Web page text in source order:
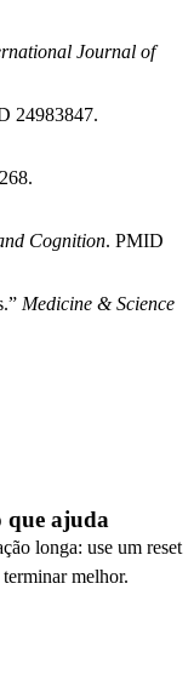
Journal of
24983847.
Cognition. PMID
Medicine & Science
que ajuda
longa: use um reset
melhor.